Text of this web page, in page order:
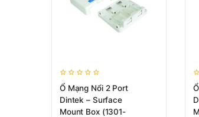
Ổ Mạng Nổi 2 Port
Dintek – Surface
Mount Box (1301-